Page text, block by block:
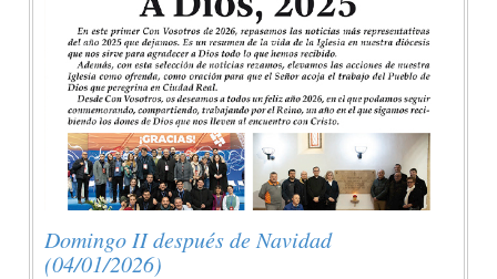
Domingo II después de Navidad
(04/01/2026)